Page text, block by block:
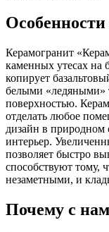
Керамогранит
каменных утесах на
копирует
белыми «ледяными»
поверхностью.
отделать любое
дизайн в природном
интерьер.
позволяет быстро
способствуют тому,
незаметными, и
Почему с